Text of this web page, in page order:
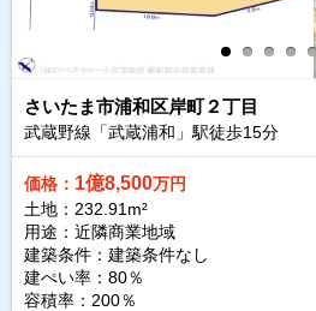
さいたま市浦和区岸町２丁目
武蔵野線「武蔵浦和」駅徒歩15分
価格： 1億8,500万円
土地：232.91m²
用途：近隣商業地域
建築条件： 建築条件なし
建ぺい率：80％
容積率：200％